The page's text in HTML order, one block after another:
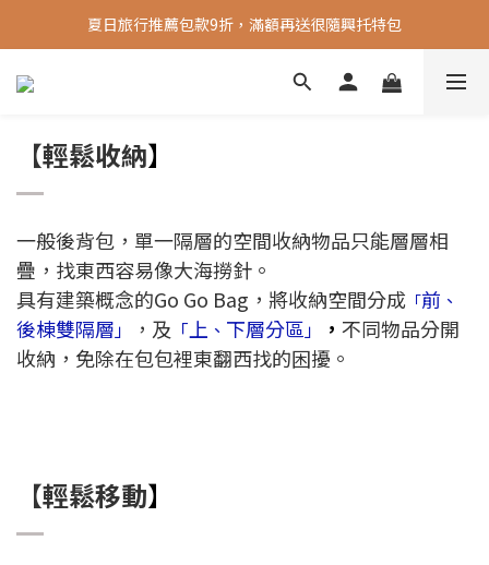
新會員送 100元首購金
夏日旅行推薦包款9折，滿額再送很隨興托特包
新會員送 100元首購金
【輕鬆收納】
一般後背包，單一隔層的空間收納物品只能層層相
疊，找東西容易像大海撈針。
具有建築概念的Go Go Bag，將收納空間分成 「前 、
後棟雙隔層」 ，及 「 上 、 下層分區」 ， 不同物品分開
收納，免除在包包裡東翻西找的困擾。
【輕鬆移動】